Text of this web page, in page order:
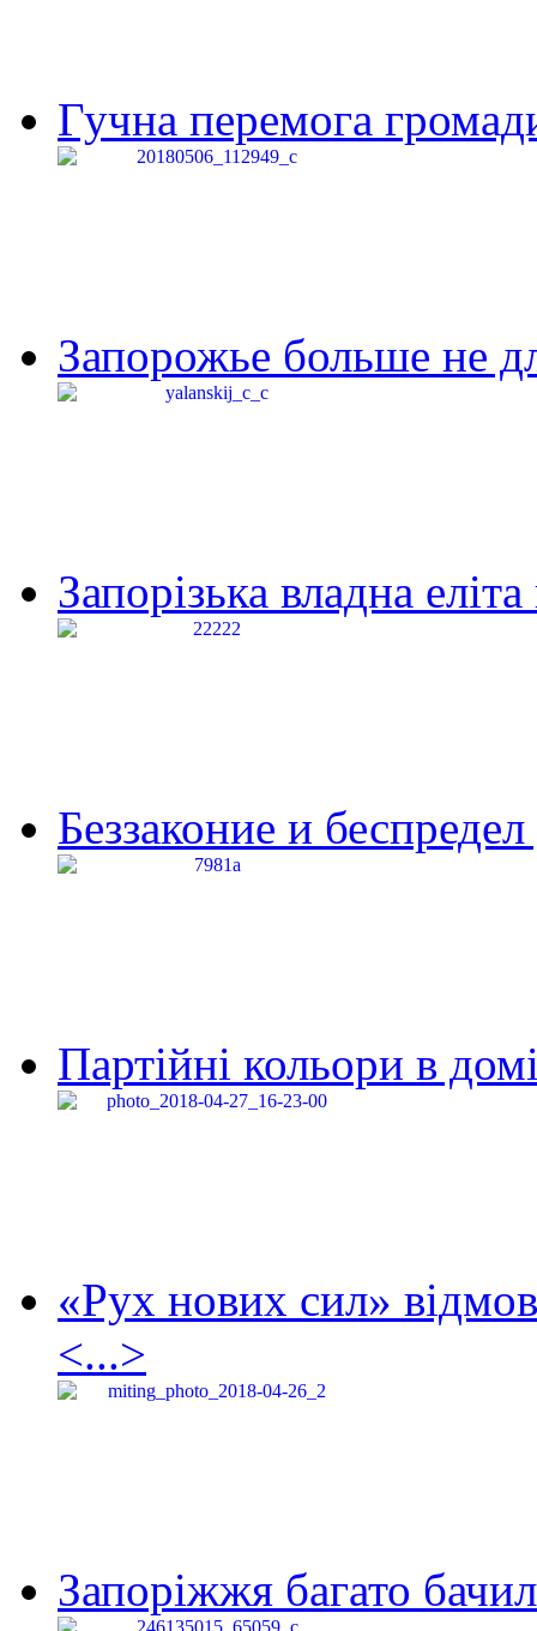
Гучна перемога
Запорожье больше не
Запорізька владна
Беззаконие и
Партійні кольори в
«Рух нових сил»
<...>
Запоріжжя багато